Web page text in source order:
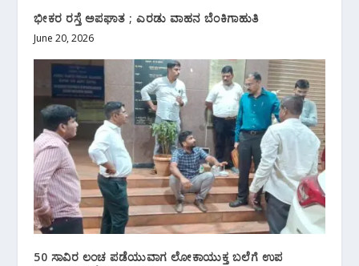
ಭೀಕರ ರಸ್ತೆ ಅಪಘಾತ ; ಎರಡು ವಾಹನ ಬೆಂಕಿಗಾಹುತಿ
June 20, 2026
50 ಸಾವಿರ ಲಂಚ ಪಡೆಯುವಾಗ ಲೋಕಾಯುಕ್ತ ಬಲೆಗೆ ಉಪ